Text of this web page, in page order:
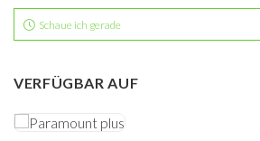
Schaue ich gerade
VERFÜGBAR AUF